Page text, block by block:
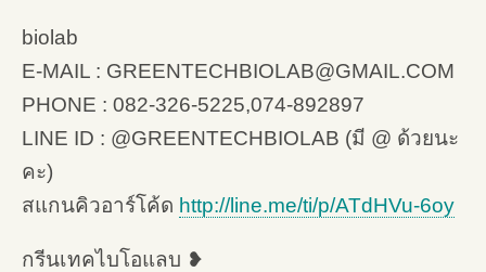
biolab
E-MAIL : GREENTECHBIOLAB@GMAIL.COM
PHONE : 082-326-5225,074-892897
LINE ID : @GREENTECHBIOLAB (มี @ ด้วยนะ
คะ)
สแกนคิวอาร์โค้ด http://line.me/ti/p/ATdHVu-6oy
กรีนเทคไบโอแลบ ❥